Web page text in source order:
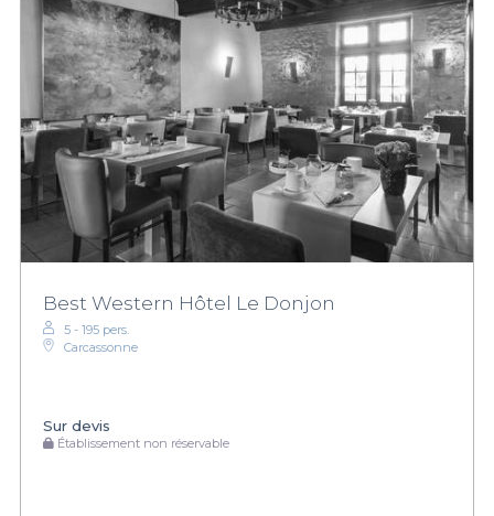
Best Western Hôtel Le Donjon
5 - 195 pers.
Carcassonne
Sur devis
Établissement non réservable